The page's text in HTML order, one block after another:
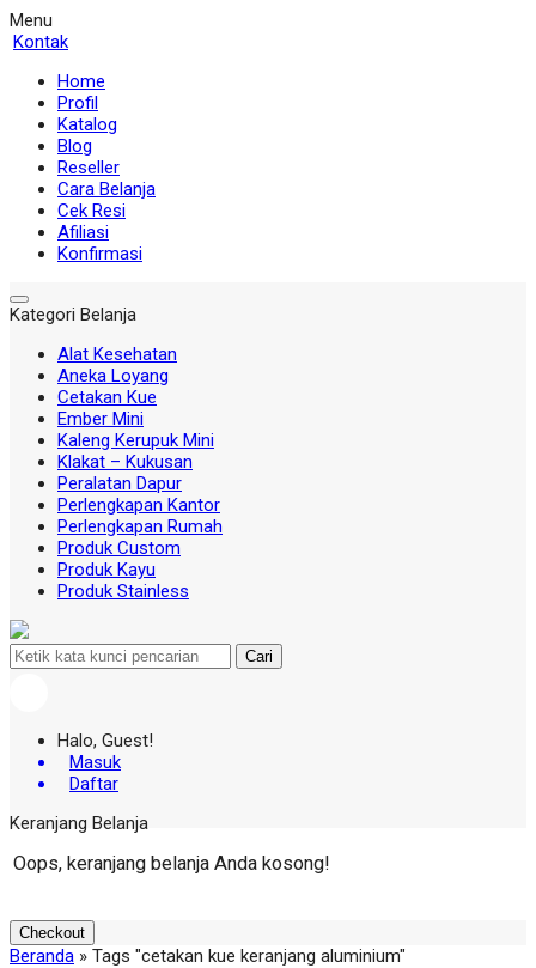
Menu
Kontak
Home
Profil
Katalog
Blog
Reseller
Cara Belanja
Cek Resi
Afiliasi
Konfirmasi
Kategori Belanja
Alat Kesehatan
Aneka Loyang
Cetakan Kue
Ember Mini
Kaleng Kerupuk Mini
Klakat – Kukusan
Peralatan Dapur
Perlengkapan Kantor
Perlengkapan Rumah
Produk Custom
Produk Kayu
Produk Stainless
Cari
Halo, Guest!
Masuk
Daftar
Keranjang Belanja
Oops, keranjang belanja Anda kosong!
Checkout
Beranda » Tags "cetakan kue keranjang aluminium"